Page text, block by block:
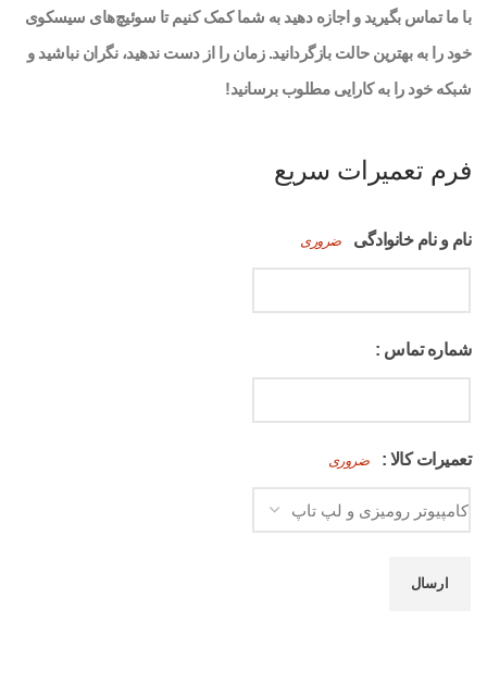
با ما تماس بگیرید و اجازه دهید به شما کمک کنیم تا سوئیچ‌های سیسکوی
خود را به بهترین حالت بازگردانید. زمان را از دست ندهید، نگران نباشید و
شبکه خود را به کارایی مطلوب برسانید!
فرم تعمیرات سریع
نام و نام خانوادگی ضروری
شماره تماس :
تعمیرات کالا : ضروری